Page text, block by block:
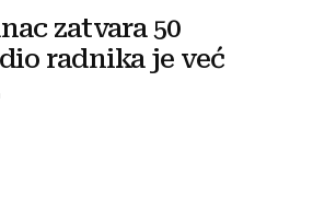
zatvara 50
radnika je već